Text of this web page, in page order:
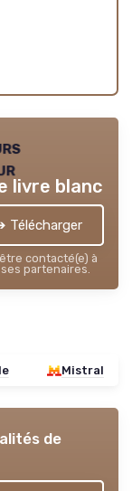
livre blanc
Télécharger
contacté(e) à
partenaires.
Mistral
de